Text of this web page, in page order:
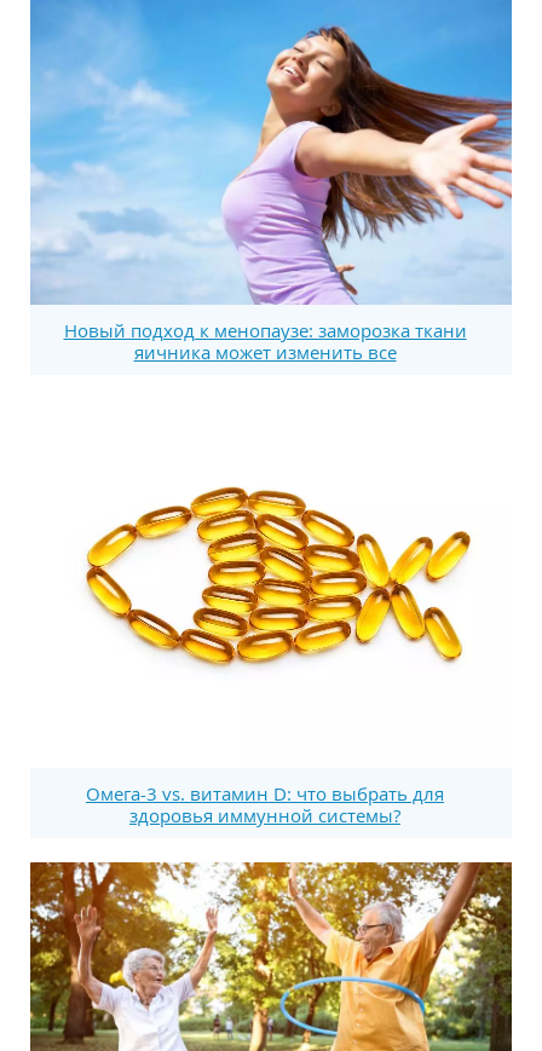
Новый подход к менопаузе: заморозка ткани
яичника может изменить все
Омега-3 vs. витамин D: что выбрать для
здоровья иммунной системы?